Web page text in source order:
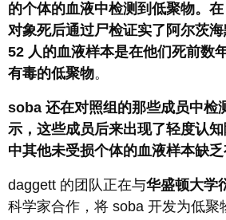
的个体的血液中检测到低聚物。
对象死后通过尸检证实了阿尔茨
52 人的血液样本是在他们死前数
有毒的低聚物。
soba 还在对照组的那些成员中检
示，这些成员后来出现了轻度认
中其他未受损个体的血液样本缺
daggett 的团队正在与华盛顿大学
科学家合作，将 soba 开发为低聚